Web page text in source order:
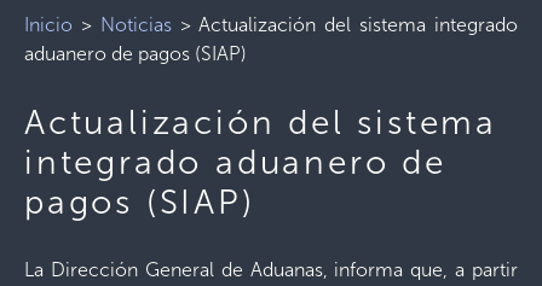
Inicio > Noticias>Actualización del sistema integrado
aduanero de pagos (SIAP)
Actualización del sistema
integrado aduanero de
pagos (SIAP)
La Dirección General de Aduanas, informa que, a partir